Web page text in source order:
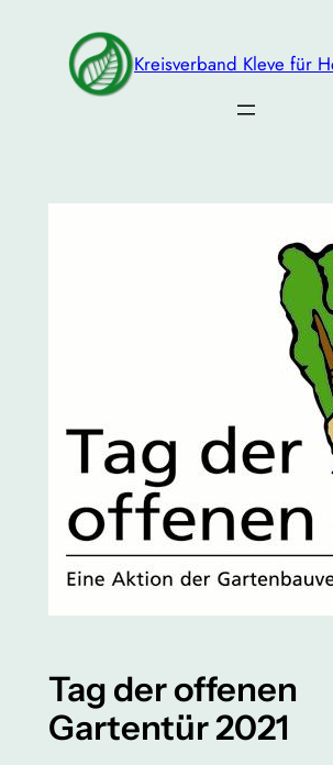
springen
Kreisverband Kleve für
Tag der offenen
Gartentür 2021